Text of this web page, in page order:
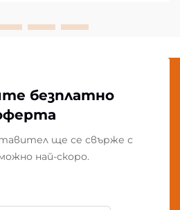
безплатно
ще се свърже с
най-скоро.